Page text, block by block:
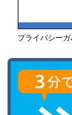
プライバシー